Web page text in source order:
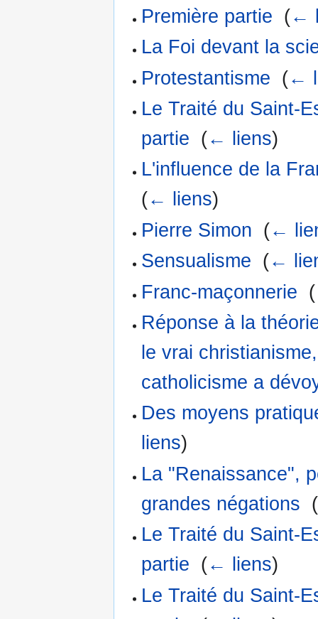
Première partie (←
La Foi devant la
Protestantisme (←
Le Traité du Saint-
partie (← liens)
L'influence de la
(← liens)
Pierre Simon (←
Sensualisme (←
Franc-maçonnerie (
Réponse à la
le vrai
catholicisme a
Des moyens
liens)
La "Renaissance",
grandes négations (
Le Traité du Saint-
partie (← liens)
Le Traité du Saint-